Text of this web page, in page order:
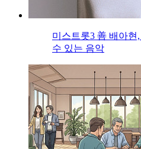
미스트롯3 善 배아현
수 있는 음악